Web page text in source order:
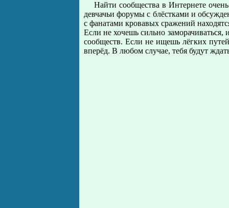
Найти сообщества в Интернете
девчачьи форумы с блёстками и
с фанатами кровавых сражений
Если не хочешь сильно
сообществ. Если не ищешь лёгких
вперёд. В любом случае, тебя будут